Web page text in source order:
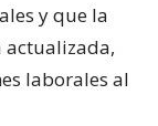
y que la
actualizada,
laborales al